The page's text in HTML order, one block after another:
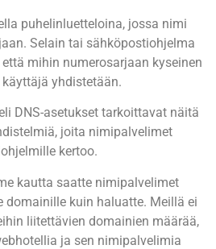
puhelinluetteloina, jossa nimi
Selain tai sähköpostiohjelma
mihin numerosarjaan kyseinen
yhdistetään.
DNS-asetukset tarkoittavat näitä
joita nimipalvelimet
kertoo.
kautta saatte nimipalvelimet
domainille kuin haluatte. Meillä ei
liitettävien domainien määrää,
ja sen nimipalvelimia